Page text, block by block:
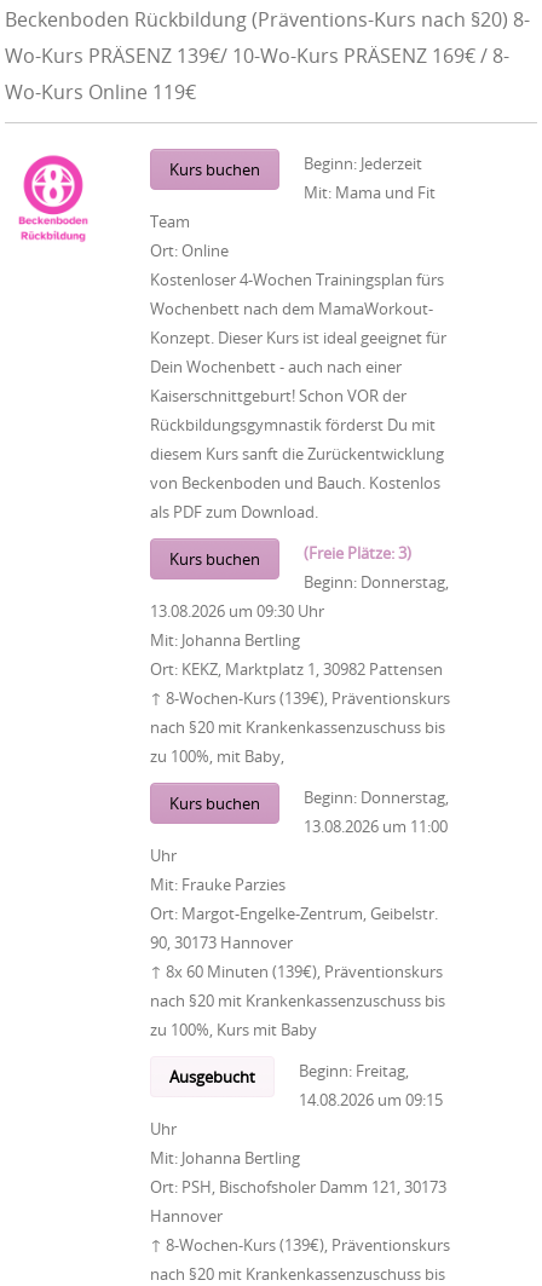
Beckenboden Rückbildung (Präventions-Kurs nach §20) 8-
Wo-Kurs PRÄSENZ 139€/ 10-Wo-Kurs PRÄSENZ 169€ / 8-
Wo-Kurs Online 119€
Kurs buchen Beginn: Jederzeit
Mit: Mama und Fit
Team
Ort:Online
Kostenloser 4-Wochen Trainingsplan fürs
Wochenbett nach dem MamaWorkout-
Konzept. Dieser Kurs ist ideal geeignet für
Dein Wochenbett - auch nach einer
Kaiserschnittgeburt! Schon VOR der
Rückbildungsgymnastik förderst Du mit
diesem Kurs sanft die Zurückentwicklung
von Beckenboden und Bauch. Kostenlos
als PDF zum Download.
Kurs buchen
(Freie Plätze: 3)
Beginn: Donnerstag,
13.08.2026 um 09:30 Uhr
Mit: Johanna Bertling
Ort: KEKZ, Marktplatz 1, 30982 Pattensen
↑ 8-Wochen-Kurs (139€), Präventionskurs
nach §20 mit Krankenkassenzuschuss bis
zu 100%, mit Baby,
Kurs buchen Beginn: Donnerstag,
13.08.2026 um 11:00
Uhr
Mit: Frauke Parzies
Ort: Margot-Engelke-Zentrum, Geibelstr.
90, 30173 Hannover
↑ 8x 60 Minuten (139€), Präventionskurs
nach §20 mit Krankenkassenzuschuss bis
zu 100%, Kurs mit Baby
Ausgebucht Beginn: Freitag,
14.08.2026 um 09:15
Uhr
Mit: Johanna Bertling
Ort: PSH, Bischofsholer Damm 121, 30173
Hannover
↑ 8-Wochen-Kurs (139€), Präventionskurs
nach §20 mit Krankenkassenzuschuss bis